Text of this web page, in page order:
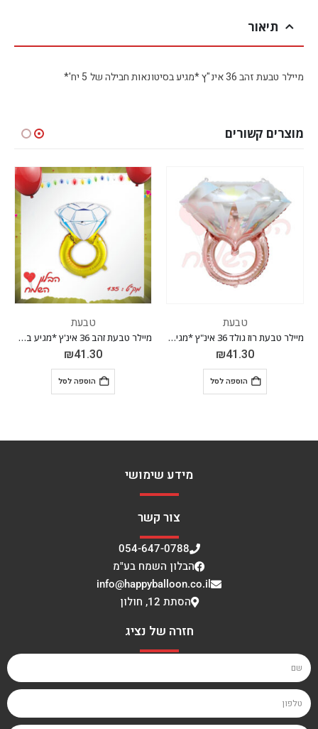
תיאור
מיילר טבעת זהב 36 אינ"ץ *מגיע בסיטונאות חבילה של 5 יח'*
מוצרים קשורים
טבעת
מיילר טבעת רוז גולד 36 אינ"ץ *מגיע בסיטונאות חבילה של 5 יח'*
₪41.30
הוספה לסל
טבעת
מיילר טבעת זהב 36 אינ'ץ *מגיע בסיטונאות חבילה של 5 יח'*
₪41.30
הוספה לסל
מידע שימושי
צור קשר
054-647-0788
הבלון השמח בע"מ
info@happyballoon.co.il
הסתת 12, חולון
חזרה של נציג